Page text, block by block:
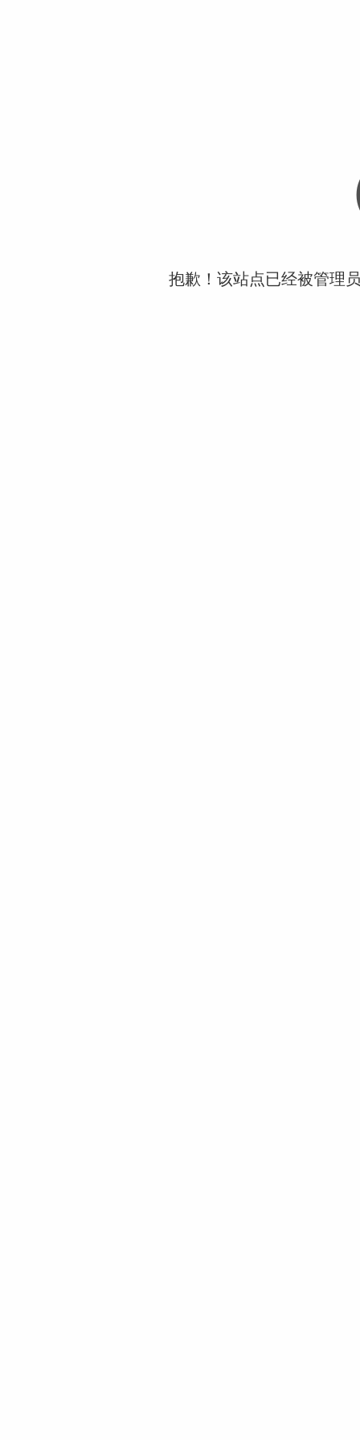
抱歉！该站点已经被管理